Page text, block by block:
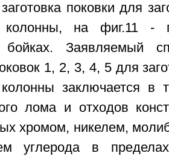
поковки для
колонны, на фиг.11 -
бойках. Заявляемый
1, 2, 3, 4, 5 для
заключается в
лома и отходов
хромом, никелем,
углерода в